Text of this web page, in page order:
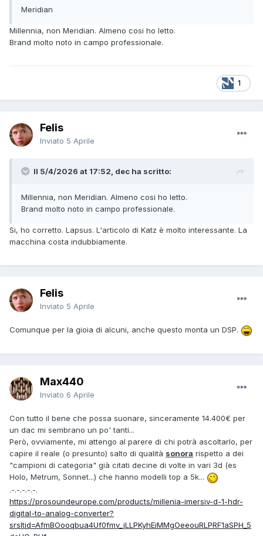
Meridian
Millennia, non Meridian. Almeno cosi ho letto.
Brand molto noto in campo professionale.
1
Felis
Inviato 5 Aprile
Il 5/4/2026 at 17:52, dec ha scritto:
Millennia, non Meridian. Almeno cosi ho letto.
Brand molto noto in campo professionale.
Si, ho corretto. Lapsus. L'articolo di Katz è molto interessante. La
macchina costa indubbiamente.
Felis
Inviato 5 Aprile
Comunque per la gioia di alcuni, anche questo monta un DSP.
Max440
Inviato 6 Aprile
Con tutto il bene che possa suonare, sinceramente 14.400€ per
un dac mi sembrano un po' tanti...
Però, ovviamente, mi attengo al parere di chi potrà ascoltarlo, per
capire il reale (o presunto) salto di qualità sonora rispetto a dei
"campioni di categoria" già citati decine di volte in vari 3d (es
Holo, Metrum, Sonnet...) che hanno modelli top a 5k...
.-.-.-.-.-.
https://prosoundeurope.com/products/millenia-imersiv-d-1-hdr-
digital-to-analog-converter?
srsltid=AfmBOooqbua4Uf0fmv_jLLPKyhEiMMgOeeouRLPRF1aSPH_5